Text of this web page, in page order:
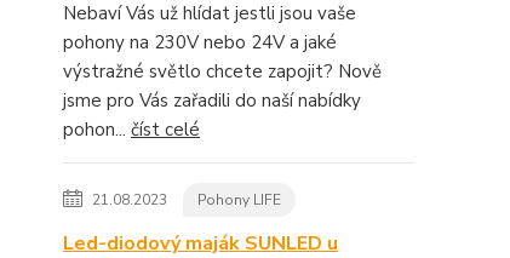
Nebaví Vás už hlídat jestli jsou vaše
pohony na 230V nebo 24V a jaké
výstražné světlo chcete zapojit? Nově
jsme pro Vás zařadili do naší nabídky
pohon... číst celé
21.08.2023 Pohony LIFE
Led-diodový maják SUNLED u